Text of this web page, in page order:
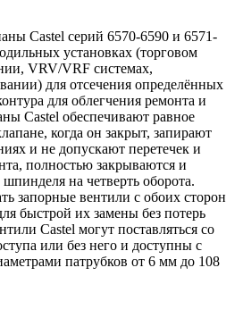
Castel серий 6570-6590 и 6571-
установках (торговом
VRV/VRF системах,
для отсечения определённых
для облегчения ремонта и
Castel обеспечивают равное
когда он закрыт, запирают
и не допускают перетечек и
полностью закрываются и
на четверть оборота.
запорные вентили с обоих сторон
быстрой их замены без потерь
Castel могут поставляться со
или без него и доступны с
патрубков от 6 мм до 108